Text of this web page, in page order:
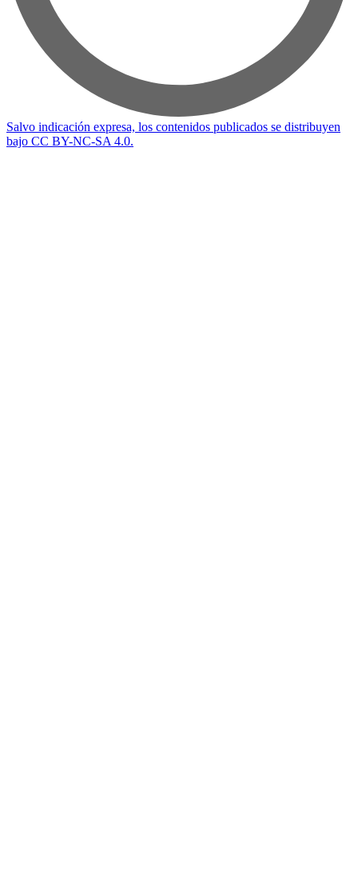
Salvo indicación expresa, los contenidos publicados se distribuyen
bajo CC BY-NC-SA 4.0.